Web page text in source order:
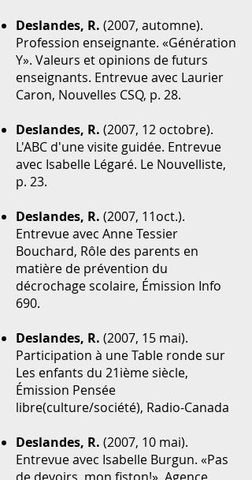
Deslandes, R. (2007, automne).
Profession enseignante. «Génération
Y». Valeurs et opinions de futurs
enseignants. Entrevue avec Laurier
Caron, Nouvelles CSQ, p. 28.
Deslandes, R. (2007, 12 octobre).
L'ABC d'une visite guidée. Entrevue
avec Isabelle Légaré. Le Nouvelliste,
p. 23.
Deslandes, R. (2007, 11oct.).
Entrevue avec Anne Tessier
Bouchard, Rôle des parents en
matière de prévention du
décrochage scolaire, Émission Info
690.
Deslandes, R. (2007, 15 mai).
Participation à une Table ronde sur
Les enfants du 21ième siècle,
Émission Pensée
libre(culture/société), Radio-Canada
Deslandes, R. (2007, 10 mai).
Entrevue avec Isabelle Burgun. «Pas